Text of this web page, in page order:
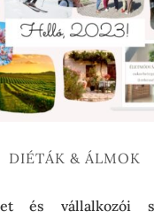
DIÉTÁK & ÁLMOK
és vállalkozói